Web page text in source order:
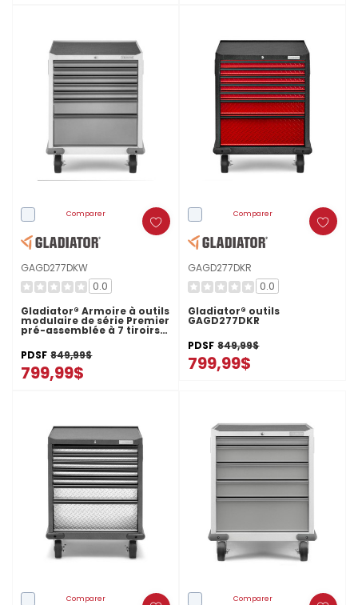
Comparer
GAGD277DKW
0.0
Gladiator® Armoire à outils
modulaire de série Premier
pré-assemblée à 7 tiroirs
GAGD277DKW
PDSF 849,99$
799,99$
Comparer
GAGD277DKR
0.0
Gladiator® outils
GAGD277DKR
PDSF 849,99$
799,99$
Comparer Comparer